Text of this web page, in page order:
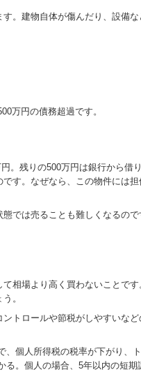
。建物自体が傷んだり、設備
万円の債務超過です。
。残りの500万円は銀行から借
す。なぜなら、この物件には
では売ることも難しくなるの
相場より高く買わないことで
。
トロールや節税がしやすいなど
、個人所得税の税率が下がり、
。個人の場合、5年以内の短